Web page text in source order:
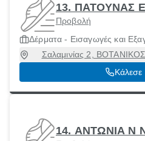
13. ΠΑΤΟΥΝΑΣ
Προβολή
Δέρματα - Εισαγωγές και
Σαλαμινίας 2,
14. ΑΝΤΩΝΙΑ Ν